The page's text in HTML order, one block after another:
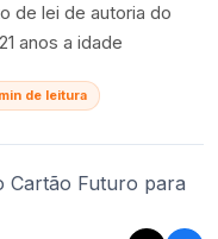
de lei de autoria do
anos a idade
de leitura